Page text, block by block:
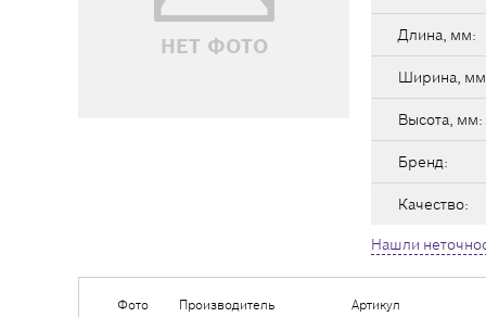
НЕТ ФОТО Длина, мм:
Ширина,
Высота, мм:
Бренд:
Качество:
Нашли
Фото Производитель Артикул